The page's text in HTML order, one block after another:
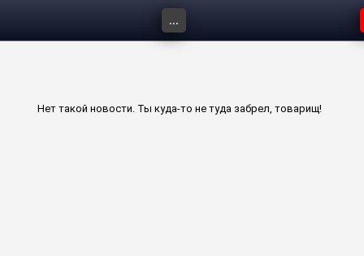
/var/www/urod/data/www/unews.pro/systemDir/header.php
...
Нет такой новости. Ты куда-то не туда забрел, товарищ!